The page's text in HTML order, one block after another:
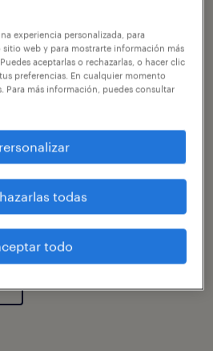
en Chile está
con desafíos
artificial, perspectivas
y la incertidumbre. Te
profesional.
experiencia personalizada, para
web y para mostrarte información más
aceptarlas o rechazarlas, o hacer clic
preferencias. En cualquier momento
Para más información, puedes consultar
rersonalizar
todas
todo